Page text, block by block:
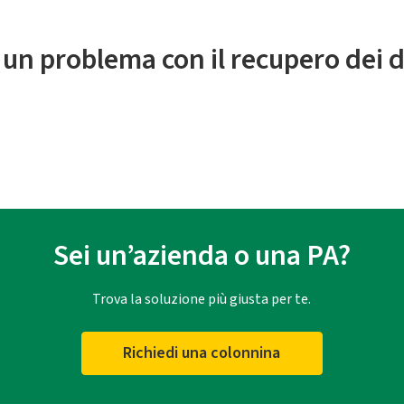
problema con il recupero dei
Sei un’azienda o una PA?
Trova la soluzione più giusta per te.
Richiedi una colonnina